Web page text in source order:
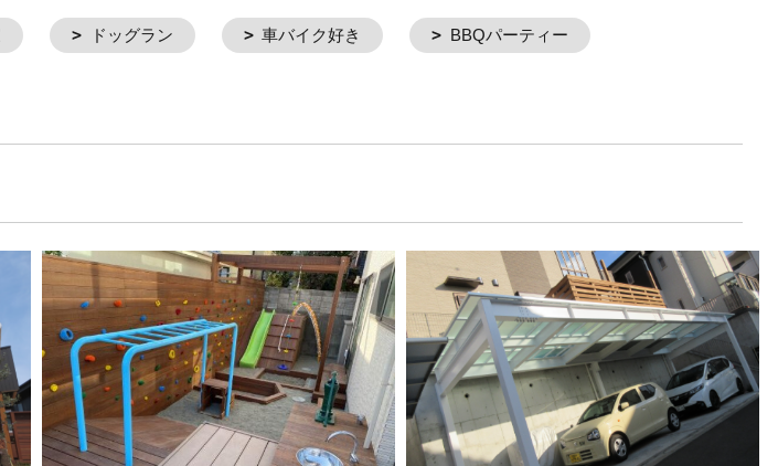
ドッグラン 車バイク好き BBQパーティー